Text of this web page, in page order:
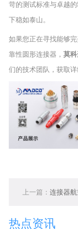
苛的测试标准与卓越
下稳如泰山。
如果您正在寻找能够
靠性圆形连接器， 莫
们的技术团队，获取详
上一篇： 连接器
插头是什么？那些
热点资讯